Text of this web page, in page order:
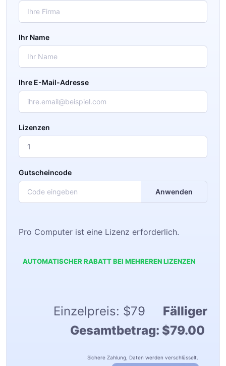
Ihr Name
Ihre E-Mail-Adresse
Lizenzen
Gutscheincode
Anwenden
Pro Computer ist eine Lizenz erforderlich.
AUTOMATISCHER RABATT BEI MEHREREN LIZENZEN
Einzelpreis: $79
Fälliger
Gesamtbetrag: $79.00
Sichere Zahlung, Daten werden verschlüsselt.